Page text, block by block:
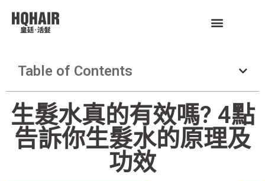
Table of Contents
生髮水真的有效嗎? 4點
告訴你生髮水的原理及
功效